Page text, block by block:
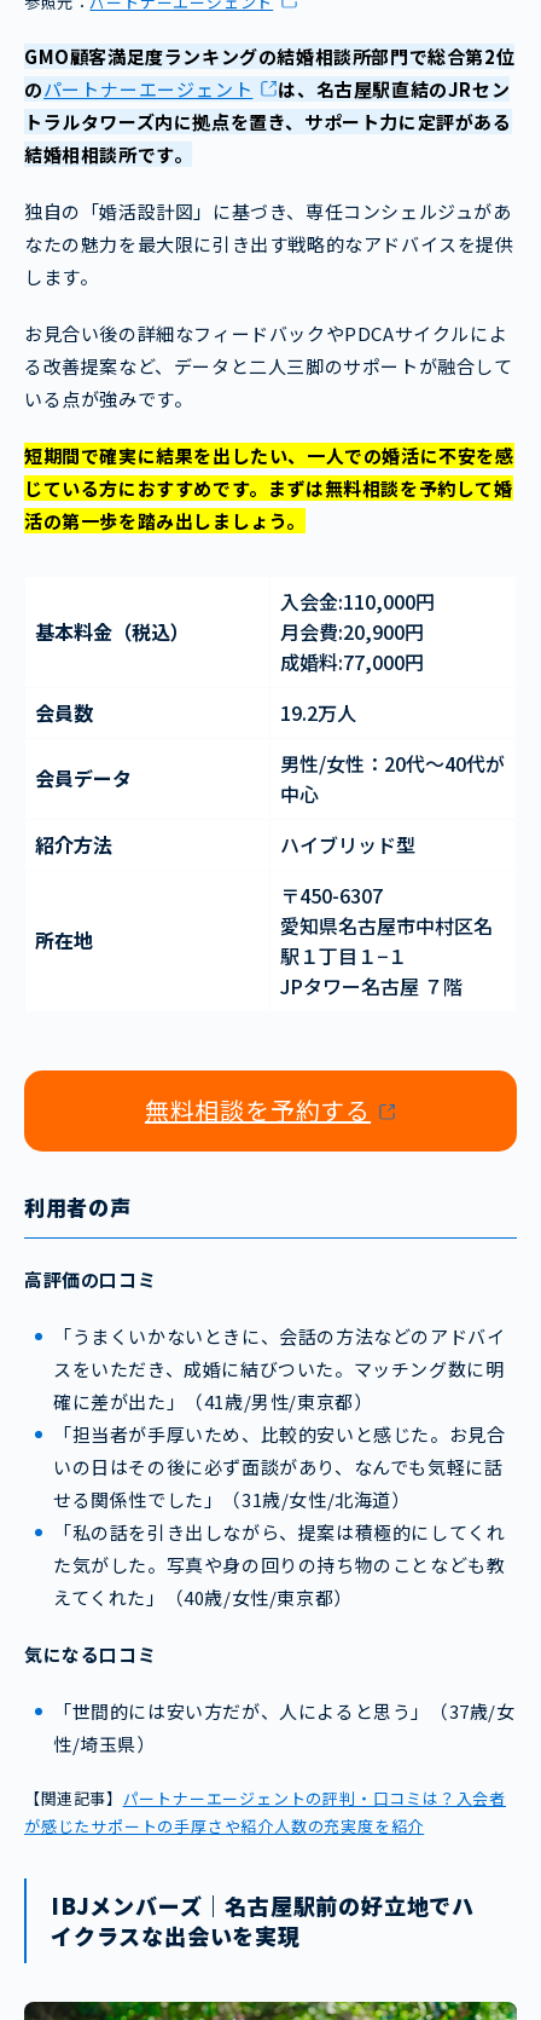
GMO顧客満足度ランキングの結婚相談所部門で総合第2位
のパートナーエージェント
は、名古屋駅直結のJRセン
トラルタワーズ内に拠点を置き、サポート力に定評がある
結婚相相談所です。
独自の「婚活設計図」に基づき、専任コンシェルジュがあ
なたの魅力を最大限に引き出す戦略的なアドバイスを提供
します。
お見合い後の詳細なフィードバックやPDCAサイクルによ
る改善提案など、データと二人三脚のサポートが融合して
いる点が強みです。
短期間で確実に結果を出したい、一人での婚活に不安を感
じている方におすすめです。まずは無料相談を予約して婚
活の第一歩を踏み出しましょう。
基本料金（税込）
入会金:110,000円
月会費:20,900円
成婚料:77,000円
会員数
19.2万人
会員データ
男性/女性：20代～40代が
中心
紹介方法
ハイブリッド型
所在地
〒450-6307
愛知県名古屋市中村区名
駅１丁目１−１
JPタワー名古屋 ７階
無料相談を予約する
利用者の声
高評価の口コミ
「うまくいかないときに、会話の方法などのアドバイ
スをいただき、成婚に結びついた。マッチング数に明
確に差が出た」（41歳/男性/東京都）
「担当者が手厚いため、比較的安いと感じた。お見合
いの日はその後に必ず面談があり、なんでも気軽に話
せる関係性でした」（31歳/女性/北海道）
「私の話を引き出しながら、提案は積極的にしてくれ
た気がした。写真や身の回りの持ち物のことなども教
えてくれた」（40歳/女性/東京都）
気になる口コミ
「世間的には安い方だが、人によると思う」（37歳/女
性/埼玉県）
【関連記事】 パートナーエージェントの評判・口コミは？入会者
が感じたサポートの手厚さや紹介人数の充実度を紹介
IBJメンバーズ｜名古屋駅前の好立地でハ
イクラスな出会いを実現